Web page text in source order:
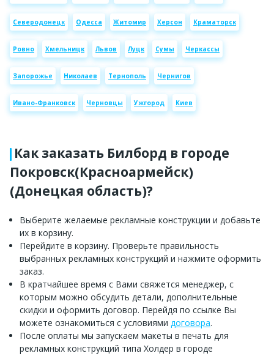
Северодонецк Одесса Житомир Херсон Краматорск
Ровно Хмельницк Львов Луцк Сумы Черкассы
Запорожье Николаев Тернополь Чернигов
Ивано-Франковск Черновцы Ужгород Киев
Как заказать Билборд в городе
Покровск(Красноармейск)
(Донецкая область)?
Выберите желаемые рекламные конструкции и добавьте
их в корзину.
Перейдите в корзину. Проверьте правильность
выбранных рекламных конструкций и нажмите оформить
заказ.
В кратчайшее время с Вами свяжется менеджер, с
которым можно обсудить детали, дополнительные
скидки и оформить договор. Перейдя по ссылке Вы
можете ознакомиться с условиями договора.
После оплаты мы запускаем макеты в печать для
рекламных конструкций типа Холдер в городе